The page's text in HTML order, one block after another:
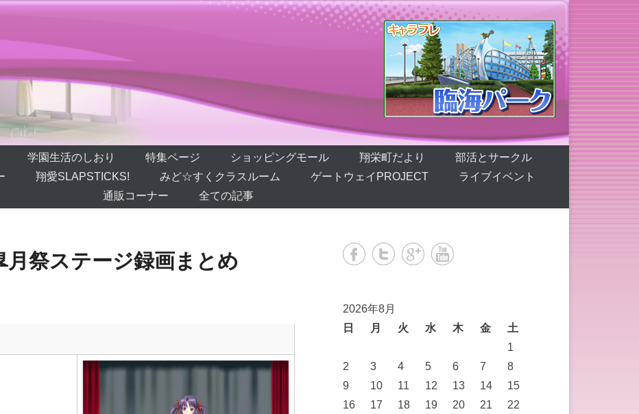
学園生活のしおり 特集ページ ショッピングモール 翔栄町だより
部活とサークル
翔愛SLAPSTICKS! みど☆すくクラスルーム ゲートウェイPROJECT
ライブイベント
通販コーナー
全ての記事
月祭ステージ録画まとめ
2026年8月
日
月 火 水 木 金
土
1
2
3 4 5 6 7
8
9
10 11 12 13 14
15
16
17 18 19 20 21
22